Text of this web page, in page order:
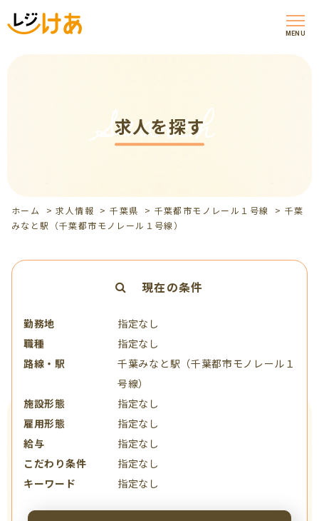
MENU
求人を探す
Search
ホーム >求人情報 >千葉県 > 千葉都市モノレール１号線 > 千葉
みなと駅（千葉都市モノレール１号線）
現在の条件
勤務地
指定なし
職種
指定なし
路線・駅
千葉みなと駅（千葉都市モノレール１
号線）
施設形態
指定なし
雇用形態
指定なし
給与
指定なし
こだわり条件
指定なし
キーワード
指定なし